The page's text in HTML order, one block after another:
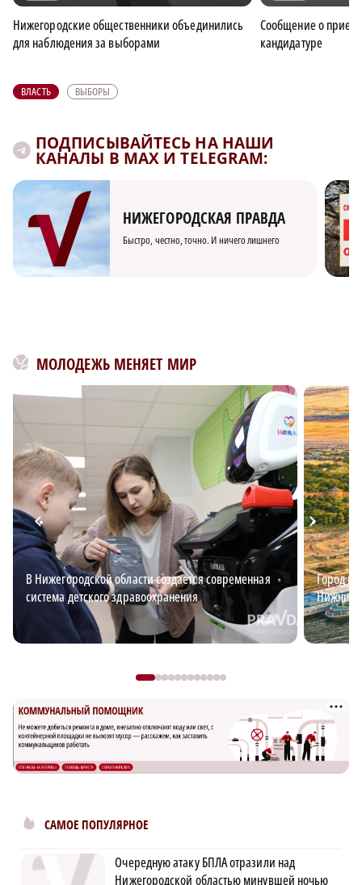
Нижегородские общественники объединились
для наблюдения за выборами
Сообщение о
кандидатуре
ВЛАСТЬ ВЫБОРЫ
ПОДПИСЫВАЙТЕСЬ НА НАШИ
КАНАЛЫ В MAX И TELEGRAM:
НИЖЕГОРОДСКАЯ ПРАВДА
Быстро, честно, точно. И ничего лишнего
МОЛОДЕЖЬ МЕНЯЕТ МИР
В Нижегородской области создается современная
система детского здравоохранения
Город
Нижний?
САМОЕ ПОПУЛЯРНОЕ
Очередную атаку БПЛА отразили над
Нижегородской областью минувшей ночью